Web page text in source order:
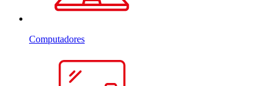
Computadores